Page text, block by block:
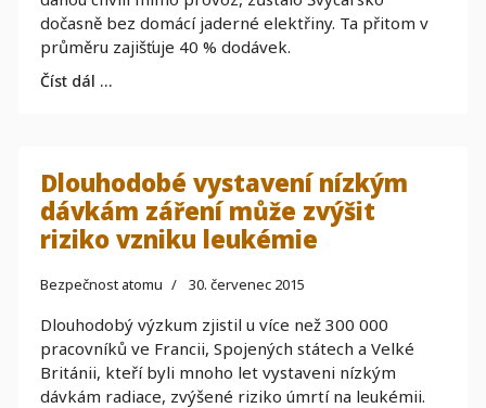
dočasně bez domácí jaderné elektřiny. Ta přitom v
průměru zajišťuje 40 % dodávek.
Číst dál …
Dlouhodobé vystavení nízkým
dávkám záření může zvýšit
riziko vzniku leukémie
Bezpečnost atomu 30. červenec 2015
Dlouhodobý výzkum zjistil u více než 300 000
pracovníků ve Francii, Spojených státech a Velké
Británii, kteří byli mnoho let vystaveni nízkým
dávkám radiace, zvýšené riziko úmrtí na leukémii.